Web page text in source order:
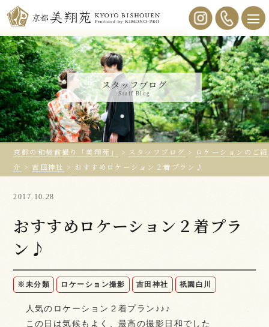
スタッフブログ
Staff Blog
京都の和装前撮り「美翔苑」 > スタッフブログ > ロケーションのご紹
介 >吉田神社 > おすすめロケーション２着プラン♪
2017.10.28
おすすめロケーション２着プラ
ン♪
※未分類 ロケーション撮影 吉田神社 祇園白川
人気のロケーション２着プラン♪♪♪
この日は気候もよく、最高の撮影日和でした